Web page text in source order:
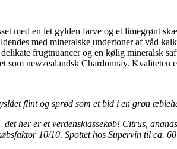
med en let gylden farve og et limegrønt
med mineralske undertoner af våd
frugtnuancer og en kølig mineralsk
newzealandsk Chardonnay. Kvaliteten
flint og sprød som et bid i en grøn
her er et verdensklassekøb! Citrus,
10/10. Spottet hos Supervin til ca.